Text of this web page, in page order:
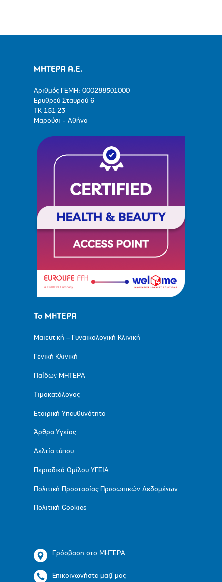
ΜΗΤΕΡΑ Α.Ε.
Αριθμός ΓΕΜΗ: 000288501000
Ερυθρού Σταυρού 6
ΤΚ 151 23
Μαρούσι - Αθήνα
Το ΜΗΤΕΡΑ
Μαιευτική – Γυναικολογική Κλινική
Γενική Κλινική
Παίδων ΜΗΤΕΡΑ
Τιμοκατάλογος
Εταιρική Υπευθυνότητα
Άρθρα Υγείας
Δελτία τύπου
Περιοδικά Ομίλου ΥΓΕΙΑ
Πολιτική Προστασίας Προσωπικών Δεδομένων
Πολιτική Cookies
Πρόσβαση στο ΜΗΤΕΡΑ
Επικοινωνήστε μαζί μας